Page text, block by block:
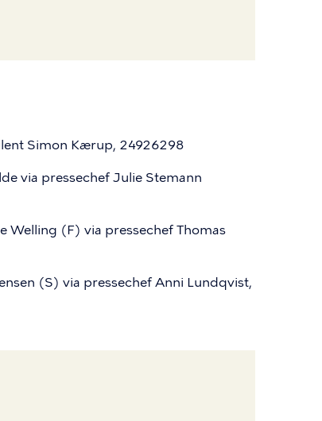
Simon Kærup, 24926298
via pressechef Julie Stemann
Welling (F) via pressechef Thomas
(S) via pressechef Anni Lundqvist,